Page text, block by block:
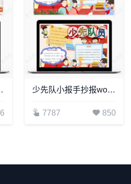
模板(8) 少先队小报手抄报word模板(11)
7787 850